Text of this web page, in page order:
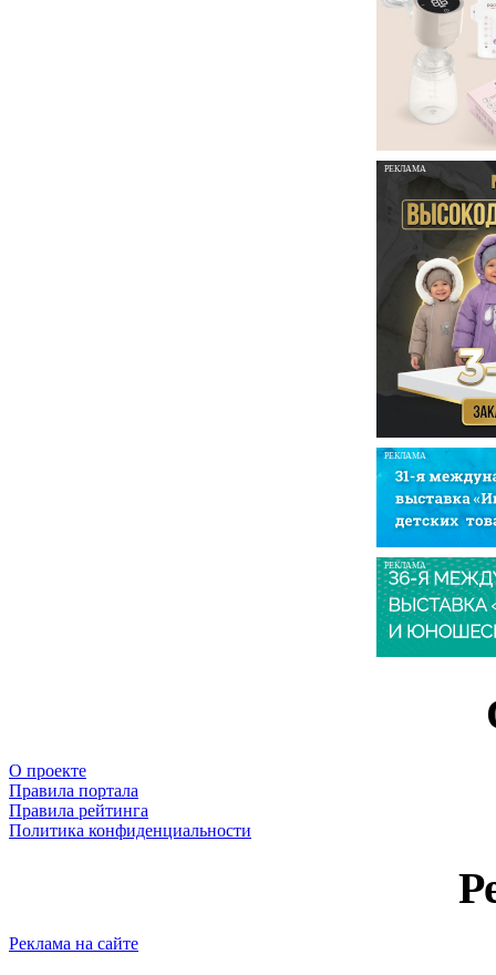
РЕКЛАМА
РЕКЛАМА
РЕКЛАМА
О проекте
Правила портала
Правила рейтинга
Политика конфиденциальности
Реклама на сайте